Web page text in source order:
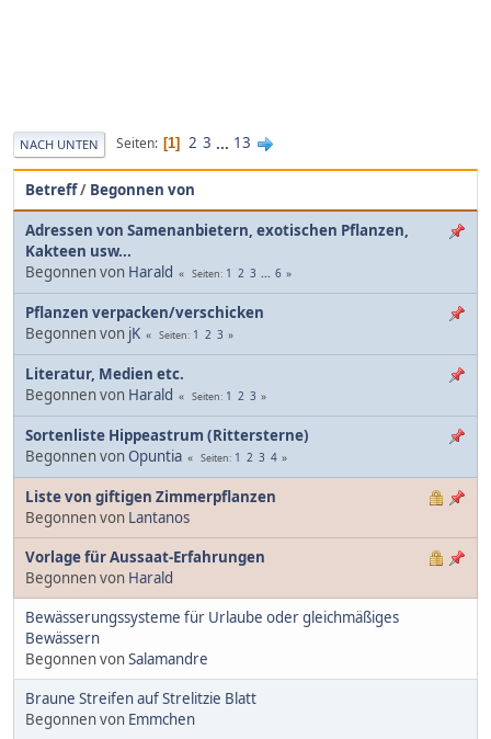
NACH UNTEN Seiten 1 2 3 ... 13
Betreff/ Begonnen von
Adressen von Samenanbietern, exotischen Pflanzen,
Kakteen usw...
Begonnen von Harald Seiten 1 2 3 ... 6
Pflanzen verpacken/verschicken
Begonnen von jK Seiten 1 2 3
Literatur, Medien etc.
Begonnen von Harald Seiten 1 2 3
Sortenliste Hippeastrum (Rittersterne)
Begonnen von Opuntia Seiten 1 2 3 4
Liste von giftigen Zimmerpflanzen
Begonnen von Lantanos
Vorlage für Aussaat-Erfahrungen
Begonnen von Harald
Bewässerungssysteme für Urlaube oder gleichmäßiges
Bewässern
Begonnen vonSalamandre
Braune Streifen auf Strelitzie Blatt
Begonnen von Emmchen